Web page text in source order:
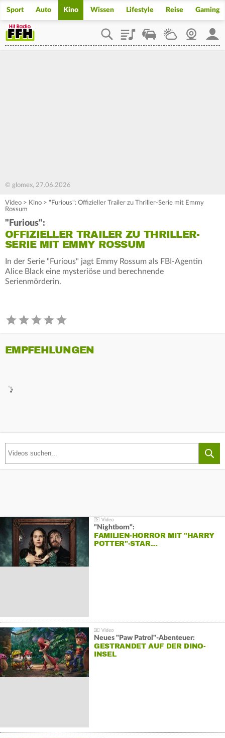
Sport Auto Kino Wissen Lifestyle Reise Gaming
PlaylistStaupilotWetterWebcam
© glomex, 27.06.2026
Video > Kino > "Furious": Offizieller Trailer zu Thriller-Serie mit Emmy
Rossum
"Furious":
OFFIZIELLER TRAILER ZU THRILLER-
SERIE MIT EMMY ROSSUM
In der Serie "Furious" jagt Emmy Rossum als FBI-Agentin
Alice Black eine mysteriöse und berechnende
Serienmörderin.
EMPFEHLUNGEN
"Nightborn":
FAMILIEN-HORROR MIT "HARRY
POTTER"-STAR…
Neues "Paw Patrol"-Abenteuer:
GESTRANDET AUF DER DINO-
INSEL